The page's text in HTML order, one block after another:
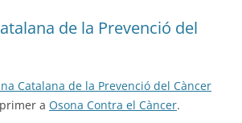
de la Prevenció del
Catalana de la Prevenció del Càncer
a Osona Contra el Càncer.